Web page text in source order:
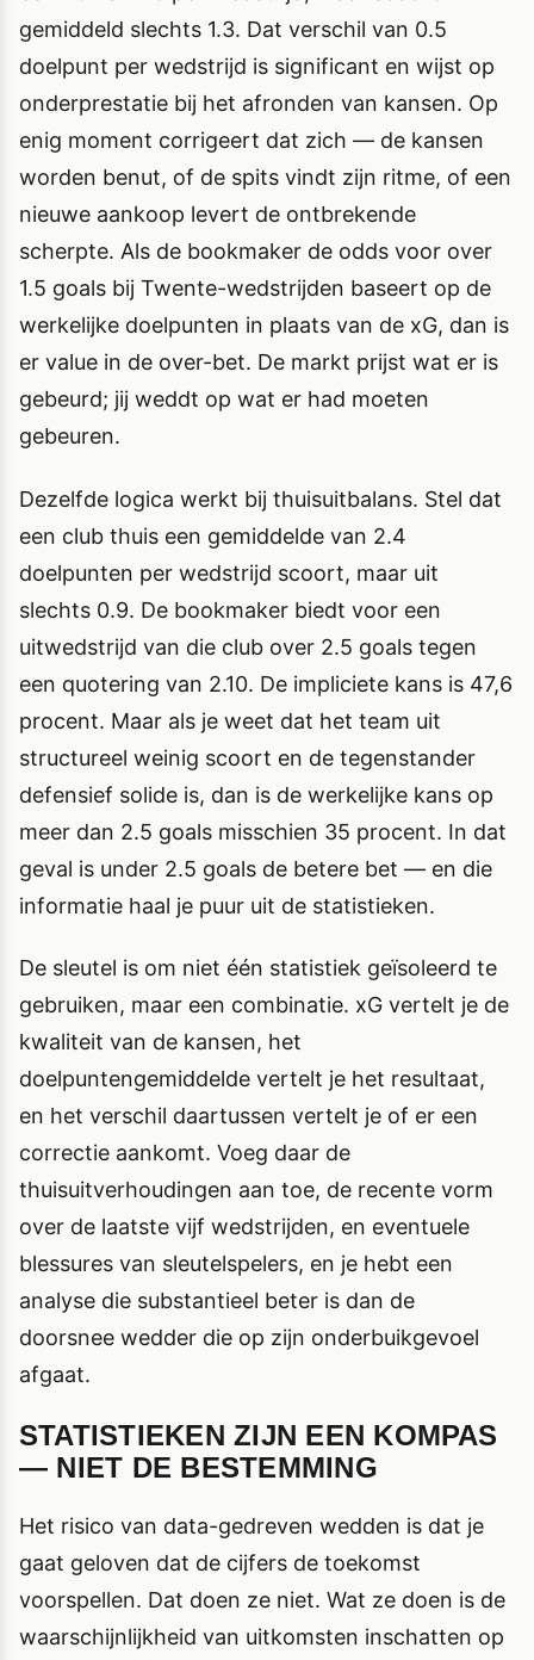
gemiddeld slechts 1.3. Dat verschil van 0.5
doelpunt per wedstrijd is significant en wijst op
onderprestatie bij het afronden van kansen. Op
enig moment corrigeert dat zich — de kansen
worden benut, of de spits vindt zijn ritme, of een
nieuwe aankoop levert de ontbrekende
scherpte. Als de bookmaker de odds voor over
1.5 goals bij Twente-wedstrijden baseert op de
werkelijke doelpunten in plaats van de xG, dan is
er value in de over-bet. De markt prijst wat er is
gebeurd; jij weddt op wat er had moeten
gebeuren.
Dezelfde logica werkt bij thuisuitbalans. Stel dat
een club thuis een gemiddelde van 2.4
doelpunten per wedstrijd scoort, maar uit
slechts 0.9. De bookmaker biedt voor een
uitwedstrijd van die club over 2.5 goals tegen
een quotering van 2.10. De impliciete kans is 47,6
procent. Maar als je weet dat het team uit
structureel weinig scoort en de tegenstander
defensief solide is, dan is de werkelijke kans op
meer dan 2.5 goals misschien 35 procent. In dat
geval is under 2.5 goals de betere bet — en die
informatie haal je puur uit de statistieken.
De sleutel is om niet één statistiek geïsoleerd te
gebruiken, maar een combinatie. xG vertelt je de
kwaliteit van de kansen, het
doelpuntengemiddelde vertelt je het resultaat,
en het verschil daartussen vertelt je of er een
correctie aankomt. Voeg daar de
thuisuitverhoudingen aan toe, de recente vorm
over de laatste vijf wedstrijden, en eventuele
blessures van sleutelspelers, en je hebt een
analyse die substantieel beter is dan de
doorsnee wedder die op zijn onderbuikgevoel
afgaat.
STATISTIEKEN ZIJN EEN KOMPAS
— NIET DE BESTEMMING
Het risico van data-gedreven wedden is dat je
gaat geloven dat de cijfers de toekomst
voorspellen. Dat doen ze niet. Wat ze doen is de
waarschijnlijkheid van uitkomsten inschatten op